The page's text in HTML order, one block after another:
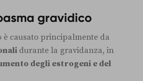
gravidico
causato principalmente da
durante la gravidanza, in
degli estrogeni e del